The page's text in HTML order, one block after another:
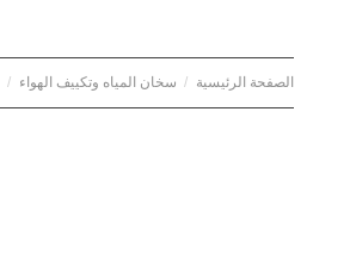
الصفحة الرئيسية سخان المياه وتكييف الهواء